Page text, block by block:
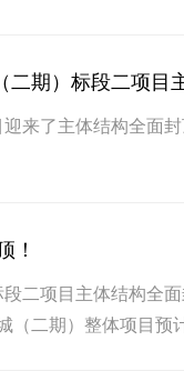
表150余人参加宣讲
二期）标段二项目
来了主体结构全面
！
二项目主体结构全
二期）整体项目预